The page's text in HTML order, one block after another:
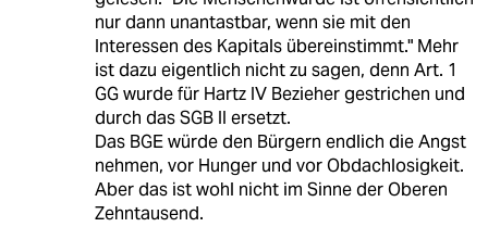
nur dann unantastbar, wenn sie mit den
Interessen des Kapitals übereinstimmt." Mehr
ist dazu eigentlich nicht zu sagen, denn Art. 1
GG wurde für Hartz IV Bezieher gestrichen und
durch das SGB II ersetzt.
Das BGE würde den Bürgern endlich die Angst
nehmen, vor Hunger und vor Obdachlosigkeit.
Aber das ist wohl nicht im Sinne der Oberen
Zehntausend.